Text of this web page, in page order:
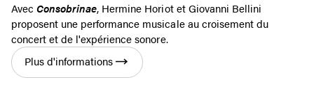
AvecConsobrinae, Hermine Horiot et Giovanni Bellini
proposent une performance musicale au croisement du
concert et de l'expérience sonore.
Plus d'informations